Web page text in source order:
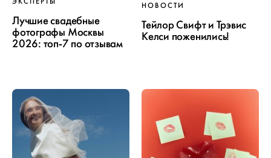
Лучшие свадебные
фотографы Москвы
2026: топ-7 по отзывам
НОВОСТИ
Тейлор Свифт и Трэвис
Келси поженились!